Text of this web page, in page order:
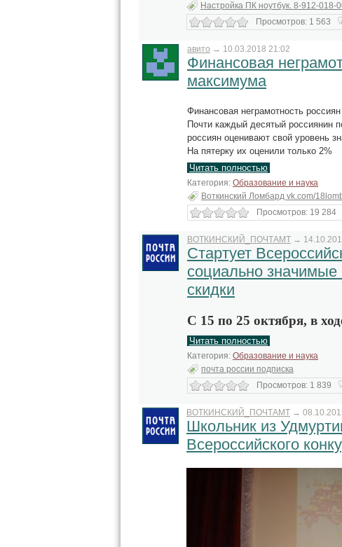
Настройка ПК ноутбук. 8-912-018-
Просмотров: 1 563
авито → 10.03.2018 21:02
Финансовая
максимума
Финансовая неграмотность
Почти каждый десятый россиянин
россиян оценивают свой уровень
На пятерку их оценили только 2%
Читать полностью
Категория: Образование и наука
Воткинский Ломбард vk.com/
Просмотров: 19 284
ВОТКИНСКИЙ_ПОЧТАМТ →
Стартует
социально
скидки
С 15 по 25 октября, в
Читать полностью
Категория: Образование и наука
почта россии подписка
Просмотров: 1 839
ВОТКИНСКИЙ_ПОЧТАМТ →
Школьник из
Всероссийского